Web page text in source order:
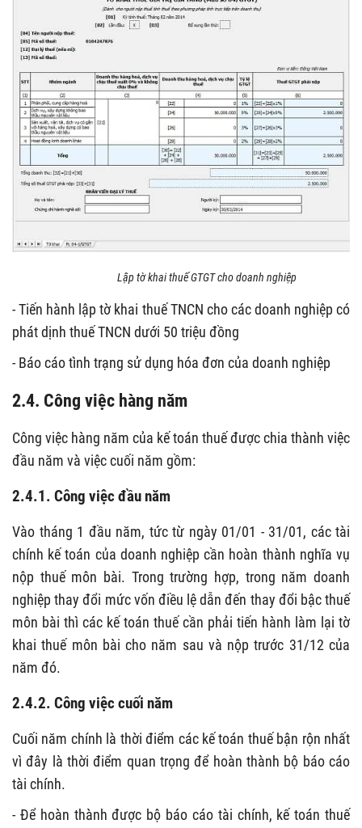
Lập tờ khai thuế GTGT cho doanh nghiệp
- Tiến hành lập tờ khai thuế TNCN cho các doanh nghiệp có
phát dịnh thuế TNCN dưới 50 triệu đồng
- Báo cáo tình trạng sử dụng hóa đơn của doanh nghiệp
2.4. Công việc hàng năm
Công việc hàng năm của kế toán thuế được chia thành việc
đầu năm và việc cuối năm gồm:
2.4.1. Công việc đầu năm
Vào tháng 1 đầu năm, tức từ ngày 01/01 - 31/01, các tài
chính kế toán của doanh nghiệp cần hoàn thành nghĩa vụ
nộp thuế môn bài. Trong trường hợp, trong năm doanh
nghiệp thay đổi mức vốn điều lệ dẫn đến thay đổi bậc thuế
môn bài thì các kế toán thuế cần phải tiến hành làm lại tờ
khai thuế môn bài cho năm sau và nộp trước 31/12 của
năm đó.
2.4.2. Công việc cuối năm
Cuối năm chính là thời điểm các kế toán thuế bận rộn nhất
vì đây là thời điểm quan trọng để hoàn thành bộ báo cáo
tài chính.
- Để hoàn thành được bộ báo cáo tài chính, kế toán thuế